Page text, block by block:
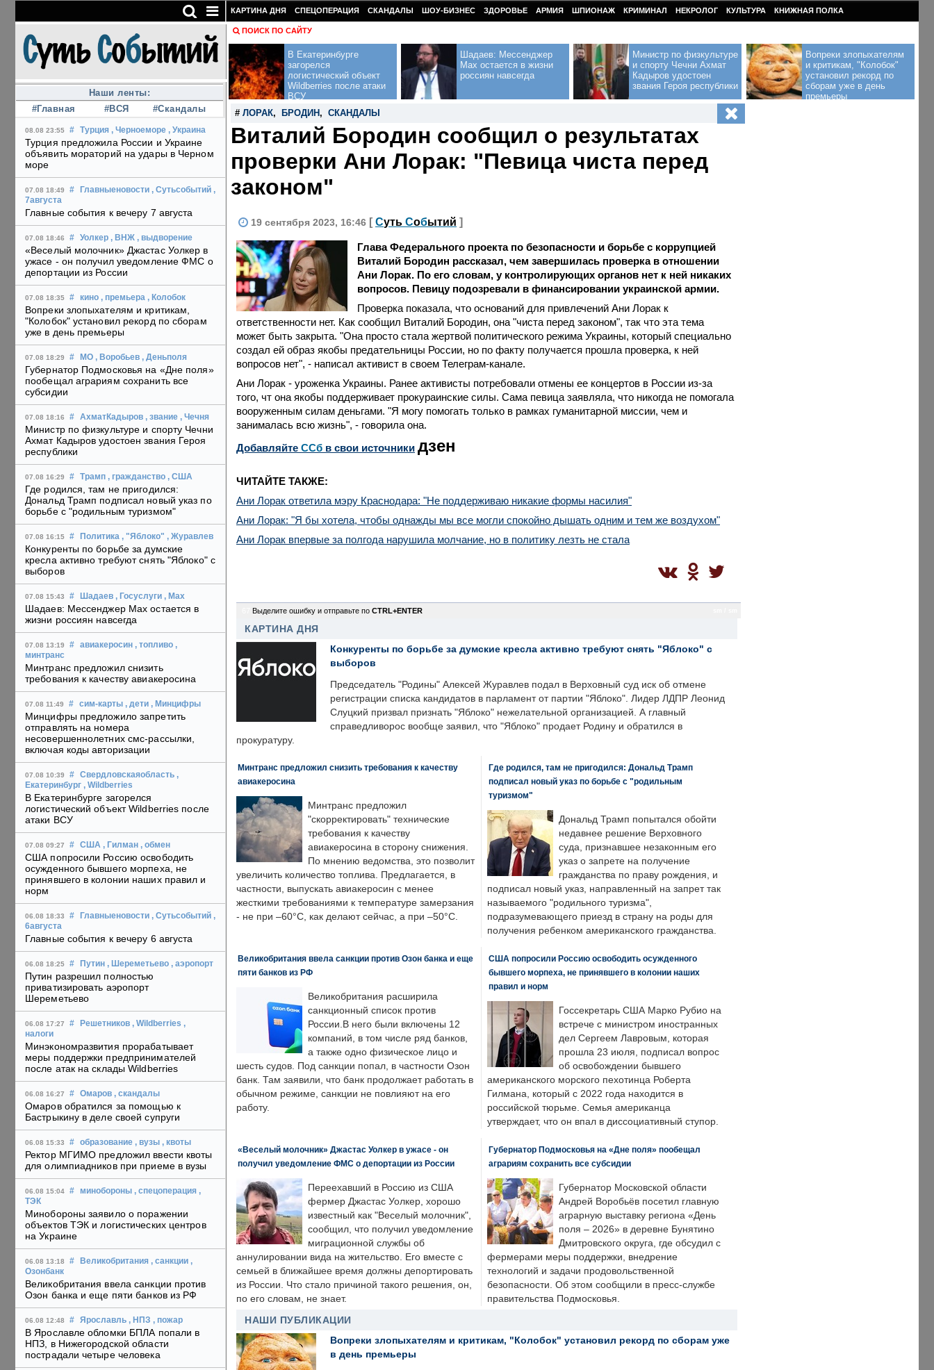
Наши ленты:
#Главная
#ВСЯ #Скандалы
08.08 23:55 # Турция , Черноеморе , Украина
Турция предложила России и Украине
объявить мораторий на удары в Черном
море
07.08 18:49 # Главныеновости , Сутьсобытий ,
7августа
Главные события к вечеру 7 августа
07.08 18:46 # Уолкер , ВНЖ , выдворение
«Веселый молочник» Джастас Уолкер в
ужасе - он получил уведомление ФМС о
депортации из России
07.08 18:35 # кино , премьера , Колобок
Вопреки злопыхателям и критикам,
"Колобок" установил рекорд по сборам
уже в день премьеры
07.08 18:29 # МО , Воробьев , Деньполя
Губернатор Подмосковья на «Дне поля»
пообещал аграриям сохранить все
субсидии
07.08 18:16 # АхматКадыров , звание , Чечня
Министр по физкультуре и спорту Чечни
Ахмат Кадыров удостоен звания Героя
республики
07.08 16:29 # Трамп , гражданство , США
Где родился, там не пригодился:
Дональд Трамп подписал новый указ по
борьбе с "родильным туризмом"
07.08 16:15 # Политика , "Яблоко" , Журавлев
Конкуренты по борьбе за думские
кресла активно требуют снять "Яблоко" с
выборов
07.08 15:43 # Шадаев , Госуслуги , Max
Шадаев: Мессенджер Max остается в
жизни россиян навсегда
07.08 13:19 # авиакеросин , топливо ,
минтранс
Минтранс предложил снизить
требования к качеству авиакеросина
07.08 11:49 # сим-карты , дети , Минцифры
Минцифры предложило запретить
отправлять на номера
несовершеннолетних смс-рассылки,
включая коды авторизации
07.08 10:39 # Свердловскаяобласть ,
Екатеринбург , Wildberries
В Екатеринбурге загорелся
логистический объект Wildberries после
атаки ВСУ
07.08 09:27 # США , Гилман , обмен
США попросили Россию освободить
осужденного бывшего морпеха, не
принявшего в колонии наших правил и
норм
06.08 18:33 # Главныеновости , Сутьсобытий ,
6августа
Главные события к вечеру 6 августа
06.08 18:25 # Путин , Шереметьево , аэропорт
Путин разрешил полностью
приватизировать аэропорт
Шереметьево
06.08 17:27 # Решетников , Wildberries ,
налоги
Минэкономразвития прорабатывает
меры поддержки предпринимателей
после атак на склады Wildberries
06.08 16:27 # Омаров , скандалы
Омаров обратился за помощью к
Бастрыкину в деле своей супруги
06.08 15:33 # образование , вузы , квоты
Ректор МГИМО предложил ввести квоты
для олимпиадников при приеме в вузы
06.08 15:04 # минобороны , спецоперация ,
ТЭК
Минобороны заявило о поражении
объектов ТЭК и логистических центров
на Украине
06.08 13:18 # Великобритания , санкции ,
Озонбанк
Великобритания ввела санкции против
Озон банка и еще пяти банков из РФ
06.08 12:48 # Ярославль , НПЗ , пожар
В Ярославле обломки БПЛА попали в
НПЗ, в Нижегородской области
пострадали четыре человека
КАРТИНА ДНЯ СПЕЦОПЕРАЦИЯ СКАНДАЛЫ ШОУ-БИЗНЕС ЗДОРОВЬЕ АРМИЯ ШПИОНАЖ КРИМИНАЛ НЕКРОЛОГ КУЛЬТУРА КНИЖНАЯ ПОЛКА
ПОИСК ПО САЙТУ
В Екатеринбурге
загорелся
логистический объект
Wildberries после атаки
ВСУ
Шадаев: Мессенджер
Max остается в жизни
россиян навсегда
Министр по физкультуре
и спорту Чечни Ахмат
Кадыров удостоен
звания Героя республики
Вопреки злопыхателям
и критикам, "Колобок"
установил рекорд по
сборам уже в день
премьеры
# ЛОРАК, БРОДИН , СКАНДАЛЫ
Виталий Бородин сообщил о результатах
проверки Ани Лорак: "Певица чиста перед
законом"
19 сентября 2023, 16:46 [ Суть Событий ]
Глава Федерального проекта по безопасности и борьбе с коррупцией
Виталий Бородин рассказал, чем завершилась проверка в отношении
Ани Лорак. По его словам, у контролирующих органов нет к ней никаких
вопросов. Певицу подозревали в финансировании украинской армии.
Проверка показала, что оснований для привлечений Ани Лорак к
ответственности нет. Как сообщил Виталий Бородин, она "чиста перед законом", так что эта тема
может быть закрыта. "Она просто стала жертвой политического режима Украины, который специально
создал ей образ якобы предательницы России, но по факту получается прошла проверка, к ней
вопросов нет", - написал активист в своем Телеграм-канале.
Ани Лорак - уроженка Украины. Ранее активисты потребовали отмены ее концертов в России из-за
того, чт она якобы поддерживает прокураинские силы. Сама певица заявляла, что никогда не помогала
вооруженным силам деньгами. "Я могу помогать только в рамках гуманитарной миссии, чем и
занималась всю жизнь", - говорила она.
Добавляйте CСб в свои источники дзен
ЧИТАЙТЕ ТАКЖЕ:
Ани Лорак ответила мэру Краснодара: "Не поддерживаю никакие формы насилия"
Ани Лорак: "Я бы хотела, чтобы однажды мы все могли спокойно дышать одним и тем же воздухом"
Ани Лорак впервые за полгода нарушила молчание, но в политику лезть не стала
Выделите ошибку и отправьте по CTRL+ENTER
КАРТИНА ДНЯ
Конкуренты по борьбе за думские кресла активно требуют снять "Яблоко" с
выборов
Председатель "Родины" Алексей Журавлев подал в Верховный суд иск об отмене
регистрации списка кандидатов в парламент от партии "Яблоко". Лидер ЛДПР Леонид
Слуцкий призвал признать "Яблоко" нежелательной организацией. А главный
справедливорос вообще заявил, что "Яблоко" продает Родину и обратился в
прокуратуру.
Минтранс предложил снизить требования к качеству
авиакеросина
Минтранс предложил
"скорректировать" технические
требования к качеству
авиакеросина в сторону снижения.
По мнению ведомства, это позволит
увеличить количество топлива. Предлагается, в
частности, выпускать авиакеросин с менее
жесткими требованиями к температуре замерзания
- не при –60°C, как делают сейчас, а при –50°C.
Где родился, там не пригодился: Дональд Трамп
подписал новый указ по борьбе с "родильным
туризмом"
Дональд Трамп попытался обойти
недавнее решение Верховного
суда, признавшее незаконным его
указ о запрете на получение
гражданства по праву рождения, и
подписал новый указ, направленный на запрет так
называемого "родильного туризма",
подразумевающего приезд в страну на роды для
получения ребенком американского гражданства.
Великобритания ввела санкции против Озон банка и еще
пяти банков из РФ
Великобритания расширила
санкционный список против
России.В него были включены 12
компаний, в том числе ряд банков,
а также одно физическое лицо и
шесть судов. Под санкции попал, в частности Озон
банк. Там заявили, что банк продолжает работать в
обычном режиме, санкции не повлияют на его
работу.
США попросили Россию освободить осужденного
бывшего морпеха, не принявшего в колонии наших
правил и норм
Госсекретарь США Марко Рубио на
встрече с министром иностранных
дел Сергеем Лавровым, которая
прошла 23 июля, подписал вопрос
об освобождении бывшего
американского морского пехотинца Роберта
Гилмана, который с 2022 года находится в
российской тюрьме. Семья американца
утверждает, что он впал в диссоциативный ступор.
«Веселый молочник» Джастас Уолкер в ужасе - он
получил уведомление ФМС о депортации из России
Переехавший в Россию из США
фермер Джастас Уолкер, хорошо
известный как "Веселый молочник",
сообщил, что получил уведомление
миграционной службы об
аннулировании вида на жительство. Его вместе с
семьей в ближайшее время должны депортировать
из России. Что стало причиной такого решения, он,
по его словам, не знает.
Губернатор Подмосковья на «Дне поля» пообещал
аграриям сохранить все субсидии
Губернатор Московской области
Андрей Воробьёв посетил главную
аграрную выставку региона «День
поля – 2026» в деревне Бунятино
Дмитровского округа, где обсудил с
фермерами меры поддержки, внедрение
технологий и задачи продовольственной
безопасности. Об этом сообщили в пресс-службе
правительства Подмосковья.
НАШИ ПУБЛИКАЦИИ
Вопреки злопыхателям и критикам, "Колобок" установил рекорд по сборам уже
в день премьеры